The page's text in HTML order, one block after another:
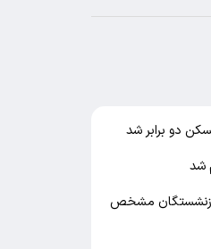
دو برابر شد
شد
مشخص